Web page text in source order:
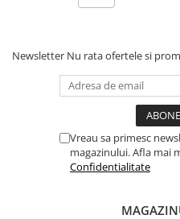
Coperti, Mape, Etichete
Instrumente de scris
Instrumente si Truse
Seturi scolare
Consumabile & Accesorii
Newsletter Nu rata ofertele si
Vreau sa primesc
magazinului. Afla mai
Confidentialitate